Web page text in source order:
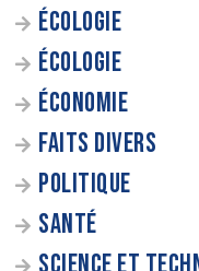
ÉCOLOGIE
ÉCOLOGIE
ÉCONOMIE
FAITS DIVERS
POLITIQUE
SANTÉ